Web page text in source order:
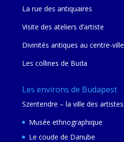
La rue des antiquaires
Visite des ateliers d’artiste
Divinités antiques au centre-ville
Les collines de Buda
Les environs de Budapest
Szentendre – la ville des artistes
Musée ethnographique
Le coude de Danube